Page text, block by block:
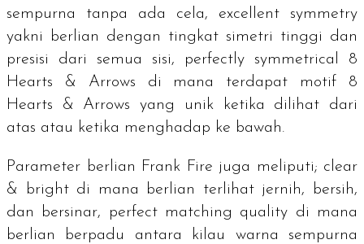
sempurna tanpa ada cela, excellent symmetry
yakni berlian dengan tingkat simetri tinggi dan
presisi dari semua sisi, perfectly symmetrical 8
Hearts & Arrows di mana terdapat motif 8
Hearts & Arrowsyang unik ketika dilihat dari
atas atau ketika menghadap ke bawah.
Parameter berlian Frank Fire juga meliputi; clear
& bright di mana berlian terlihat jernih, bersih,
dan bersinar,
perfect matching quality di mana
berlian berpadu antara kilau warna sempurna